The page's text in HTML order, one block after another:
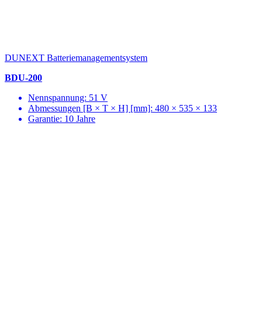
DUNEXT Batteriemanagementsystem
BDU-200
Nennspannung: 51 V
Abmessungen [B × T × H] [mm]: 480 × 535 × 133
Garantie: 10 Jahre